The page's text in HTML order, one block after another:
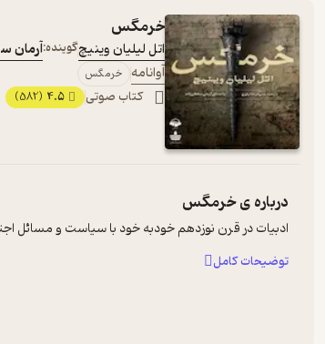
خرمگس
اتل لیلیان وینیچگوینده:آرمان
آوانامه
خرمگس
کتاب صوتی 4.5
(582)
درباره یخرمگس
ادبيات در قرن نوزدهم خودبه خود با سياست و مسائل
توضیحات کامل